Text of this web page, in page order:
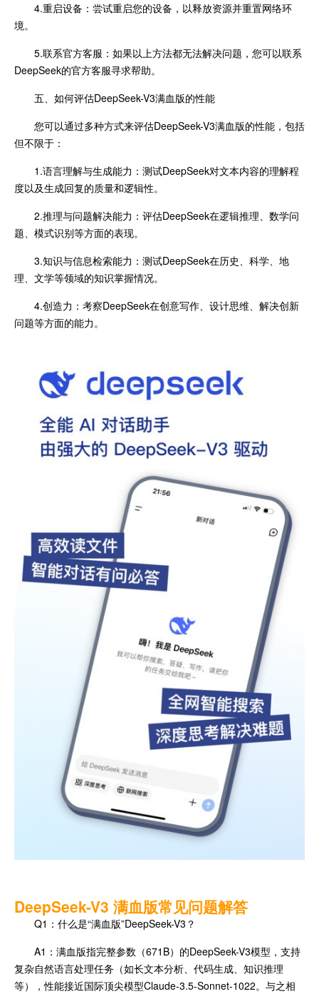
4.重启设备：尝试重启您的设备，以释放资源并重置网络环
境。
5.联系官方客服：如果以上方法都无法解决问题，您可以联系
DeepSeek的官方客服寻求帮助。
五、如何评估DeepSeek-V3满血版的性能
您可以通过多种方式来评估DeepSeek-V3满血版的性能，包括
但不限于：
1.语言理解与生成能力：测试DeepSeek对文本内容的理解程
度以及生成回复的质量和逻辑性。
2.推理与问题解决能力：评估DeepSeek在逻辑推理、数学问
题、模式识别等方面的表现。
3.知识与信息检索能力：测试DeepSeek在历史、科学、地
理、文学等领域的知识掌握情况。
4.创造力：考察DeepSeek在创意写作、设计思维、解决创新
问题等方面的能力。
DeepSeek-V3 满血版常见问题解答
Q1：什么是“满血版”DeepSeek-V3？
A1：满血版指完整参数（671B）的DeepSeek-V3模型，支持
复杂自然语言处理任务（如长文本分析、代码生成、知识推理
等），性能接近国际顶尖模型Claude-3.5-Sonnet-1022。与之相